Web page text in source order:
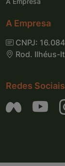
A Empresa
CNPJ:
Rod. Ilhéus-
Redes Sociais